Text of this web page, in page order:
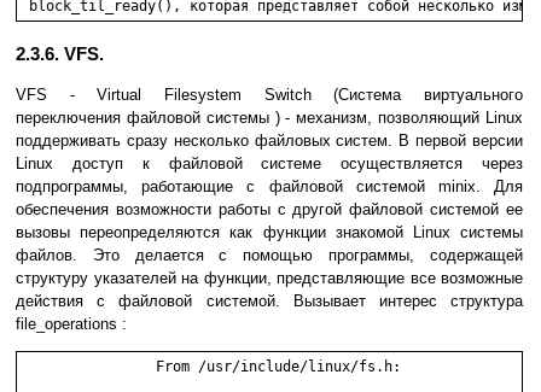
block_til_ready(), которая представляет собой несколько
2.3.6. VFS.
VFS - Virtual Filesystem Switch (Система виртуального
переключения файловой системы ) - механизм, позволяющий Linux
поддерживать сразу несколько файловых систем. В первой версии
Linux доступ к файловой системе осуществляется через
подпрограммы, работающие с файловой системой minix. Для
обеспечения возможности работы с другой файловой системой ее
вызовы переопределяются как функции знакомой Linux системы
файлов. Это делается с помощью программы, содержащей
структуру указателей на функции, представляющие все возможные
действия с файловой системой. Вызывает интерес структура
file_operations :
                From /usr/include/linux/fs.h: